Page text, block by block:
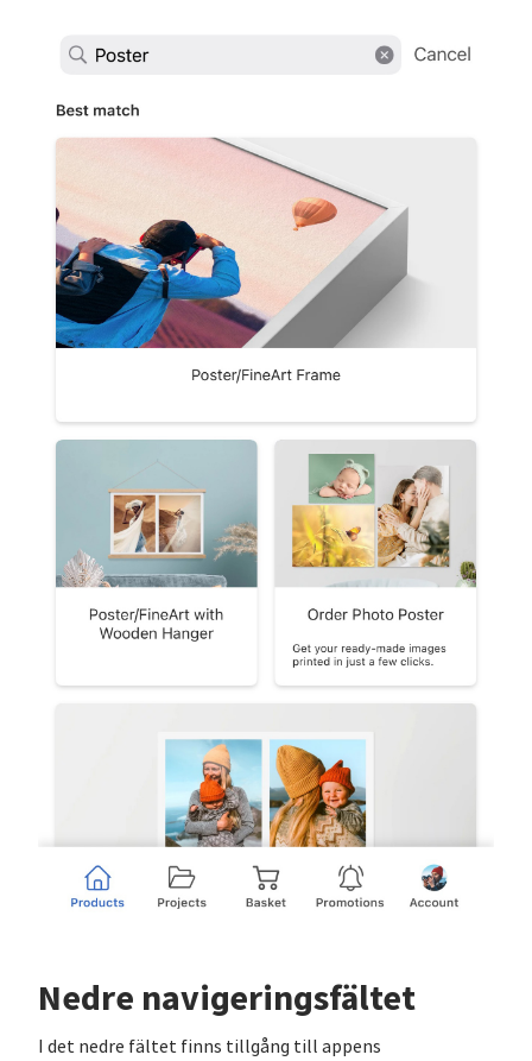
Nedre navigeringsfältet
I det nedre fältet finns tillgång till appens